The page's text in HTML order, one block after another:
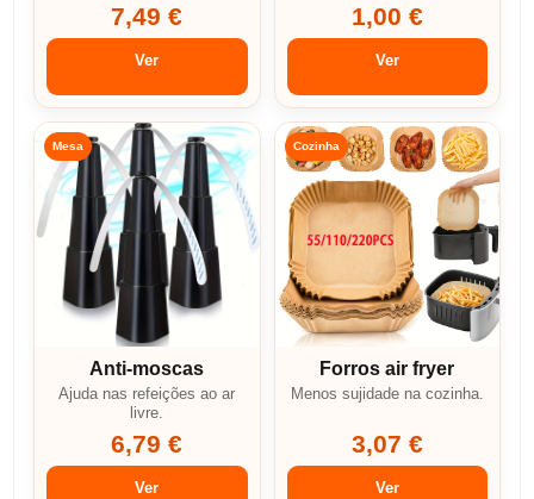
7,49 €
Ver
1,00 €
Ver
Mesa
Anti-moscas
Ajuda nas refeições ao ar
livre.
6,79 €
Ver
Cozinha
Forros air fryer
Menos sujidade na cozinha.
3,07 €
Ver